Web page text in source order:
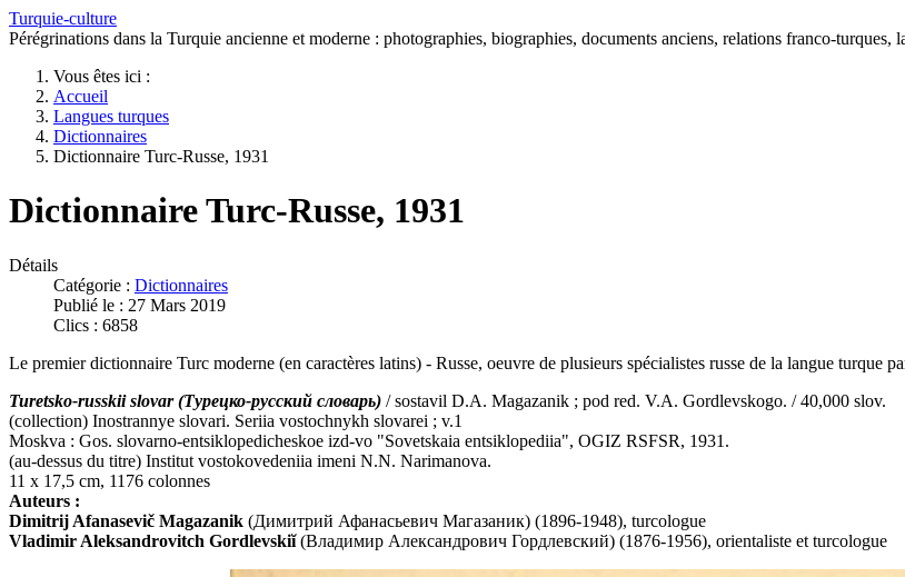
Turquie-culture
Pérégrinations dans la Turquie ancienne et moderne : photographies, biographies, documents anciens, relations franco-turques,
Vous êtes ici :
Accueil
Langues turques
Dictionnaires
Dictionnaire Turc-Russe, 1931
Dictionnaire Turc-Russe, 1931
Détails
Catégorie : Dictionnaires
Publié le : 27 Mars 2019
Clics : 6858
Le premier dictionnaire Turc moderne (en caractères latins) - Russe, oeuvre de plusieurs spécialistes russe de la langue turque
Turetsko-russkii slovar (Турецко-русский словарь) / sostavil D.A. Magazanik ; pod red. V.A. Gordlevskogo. / 40,000 slov.
(collection) Inostrannye slovari. Seriia vostochnykh slovarei ; v.1
Moskva : Gos. slovarno-entsiklopedicheskoe izd-vo "Sovetskaia entsiklopediia", OGIZ RSFSR, 1931.
(au-dessus du titre) Institut vostokovedeniia imeni N.N. Narimanova.
11 x 17,5 cm, 1176 colonnes
Auteurs :
Dimitrij Afanasevič Magazanik (Димитрий Афанасьевич Магазаник) (1896-1948), turcologue
Vladimir Aleksandrovitch Gordlevskiĭ(Владимир Александрович Гордлевский) (1876-1956), orientaliste et turcologue